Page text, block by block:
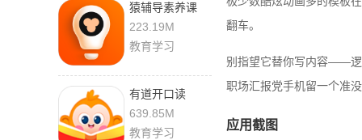
猿辅导素养课
3.33.1 最新版
223.19M
教育学习
有道开口读
8.2.1.0 官方版
639.85M
教育学习
翻车。
别指望它替你写内容——逻
职场汇报党手机留一个准
应用截图